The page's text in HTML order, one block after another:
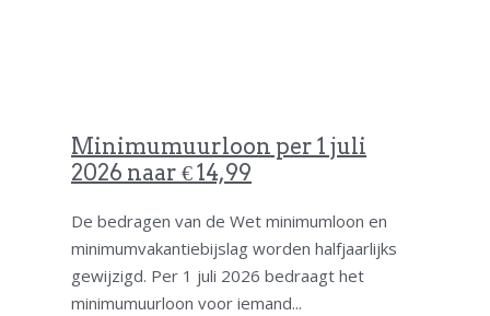
Minimumuurloon per 1 juli
2026 naar € 14,99
De bedragen van de Wet minimumloon en
minimumvakantiebijslag worden halfjaarlijks
gewijzigd. Per 1 juli 2026 bedraagt het
minimumuurloon voor iemand...